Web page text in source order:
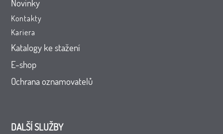
Novinky
Kontakty
Kariera
Katalogy ke stažení
E-shop
Ochrana oznamovatelů
DALŠÍ SLUŽBY